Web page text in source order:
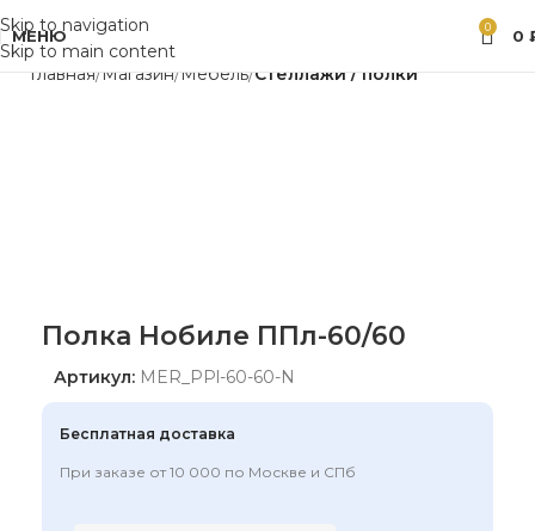
Skip to navigation
Skip to main content
МЕНЮ 0 0
Главная Магазин Мебель Стеллажи / полки
Полка Нобиле ППл-60/60
Артикул: MER_PPl-60-60-N
Бесплатная доставка
При заказе от 10 000 по Москве и СПб